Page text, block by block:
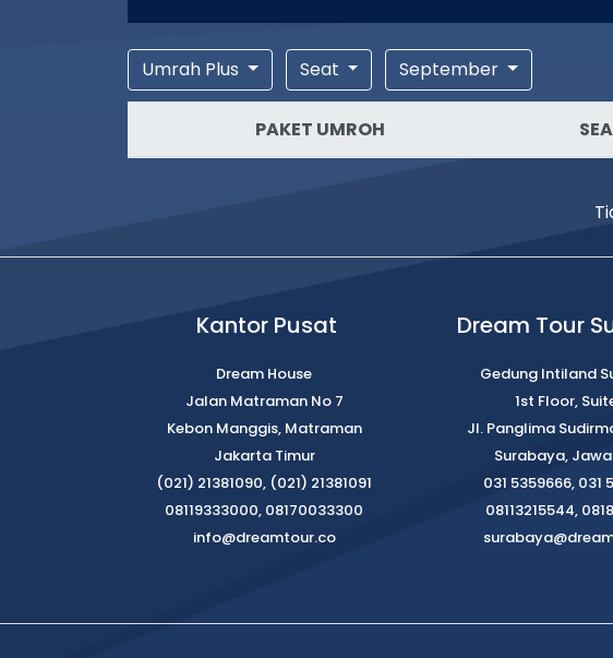
Umrah Plus Seat September
PAKET UMROH
Kantor Pusat
Dream House
Jalan Matraman No 7
Kebon Manggis, Matraman
Jakarta Timur
(021) 21381090, (021) 21381091
08119333000, 08170033300
info@dreamtour.co
Dream Tour
Gedung Intiland
1st Floor,
Jl. Panglima
Surabaya,
031 5359666, 031
08113215544,